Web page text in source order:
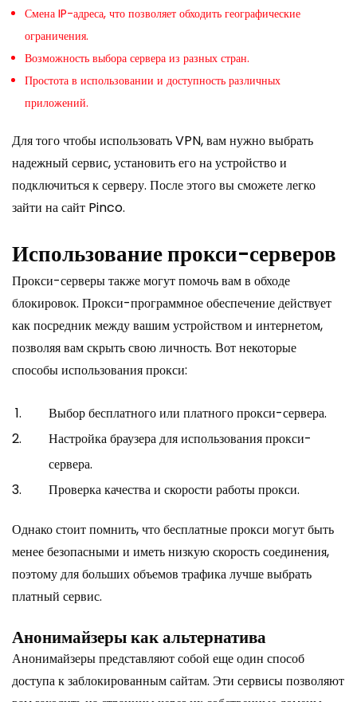
Смена IP-адреса, что позволяет обходить географические
ограничения.
Возможность выбора сервера из разных стран.
Простота в использовании и доступность различных
приложений.
Для того чтобы использовать VPN, вам нужно выбрать
надежный сервис, установить его на устройство и
подключиться к серверу. После этого вы сможете легко
зайти на сайт Pinco.
Использование прокси-серверов
Прокси-серверы также могут помочь вам в обходе
блокировок. Прокси-программное обеспечение действует
как посредник между вашим устройством и интернетом,
позволяя вам скрыть свою личность. Вот некоторые
способы использования прокси:
Выбор бесплатного или платного прокси-сервера.
Настройка браузера для использования прокси-
сервера.
Проверка качества и скорости работы прокси.
Однако стоит помнить, что бесплатные прокси могут быть
менее безопасными и иметь низкую скорость соединения,
поэтому для больших объемов трафика лучше выбрать
платный сервис.
Анонимайзеры как альтернатива
Анонимайзеры представляют собой еще один способ
доступа к заблокированным сайтам. Эти сервисы позволяют